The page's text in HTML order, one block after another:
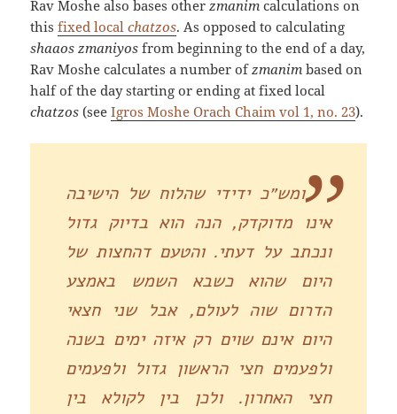
Rav Moshe also bases otherzmanim calculations on
thisfixed localchatzos. As opposed to calculating
shaaos zmaniyos from beginning to the end of a day,
Rav Moshe calculates a number ofzmanim based on
half of the day starting or ending at fixed local
chatzos (seeIgros Moshe Orach Chaim vol 1, no. 23).
ומש״כ ידידי שהלוח של הישיבה
אינו מדוקדק, הנה הוא בדיוק גדול
ונכתב על דעתי. והטעם דהחצות של
היום שהוא כשבא השמש באמצע
הדרום שוה לעולם, אבל שני חצאי
היום אינם שוים רק איזה ימים בשנה
ולפעמים חצי הראשון גדול ולפעמים
חצי האחרון. ולכן בין לקולא בין